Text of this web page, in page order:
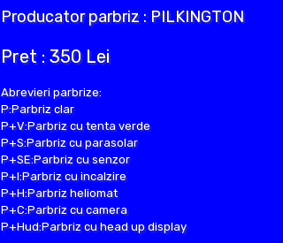
Producator parbriz : PILKINGTON
Pret : 350 Lei
Abrevieri parbrize:
P:Parbriz clar
P+V:Parbriz cu tenta verde
P+S:Parbriz cu parasolar
P+SE:Parbriz cu senzor
P+I:Parbriz cu incalzire
P+H:Parbriz heliomat
P+C:Parbriz cu camera
P+Hud:Parbriz cu head up display